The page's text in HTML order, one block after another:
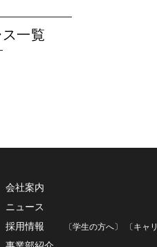
一覧
会社案内
ニュース
採用情報
〔学生の方へ〕 〔キャ